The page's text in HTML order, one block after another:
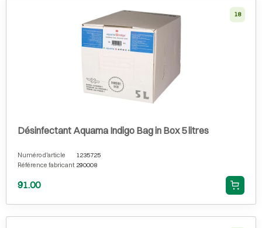
18
Désinfectant Aquama Indigo Bag in Box 5 litres
Numéro d'article
1235725
Référence fabricant 290008
91.00